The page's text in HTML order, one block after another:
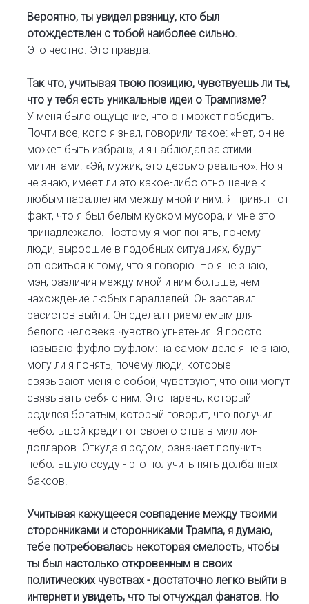
Вероятно, ты увидел разницу, кто был
отождествлен с тобой наиболее сильно.
Это честно. Это правда.
Так что, учитывая твою позицию, чувствуешь ли ты,
что у тебя есть уникальные идеи о Трампизме?
У меня было ощущение, что он может победить.
Почти все, кого я знал, говорили такое: «Нет, он не
может быть избран», и я наблюдал за этими
митингами: «Эй, мужик, это дерьмо реально». Но я
не знаю, имеет ли это какое-либо отношение к
любым параллелям между мной и ним. Я принял тот
факт, что я был белым куском мусора, и мне это
принадлежало. Поэтому я мог понять, почему
люди, выросшие в подобных ситуациях, будут
относиться к тому, что я говорю. Но я не знаю,
мэн, различия между мной и ним больше, чем
нахождение любых параллелей. Он заставил
расистов выйти. Он сделал приемлемым для
белого человека чувство угнетения. Я просто
называю фуфло фуфлом: на самом деле я не знаю,
могу ли я понять, почему люди, которые
связывают меня с собой, чувствуют, что они могут
связывать себя с ним. Это парень, который
родился богатым, который говорит, что получил
небольшой кредит от своего отца в миллион
долларов. Откуда я родом, означает получить
небольшую ссуду - это получить пять долбанных
баксов.
Учитывая кажущееся совпадение между твоими
сторонниками и сторонниками Трампа, я думаю,
тебе потребовалась некоторая смелость, чтобы
ты был настолько откровенным в своих
политических чувствах - достаточно легко выйти в
интернет и увидеть, что ты отчуждал фанатов. Но